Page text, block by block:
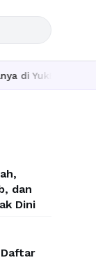
Mulai
dan
Dini